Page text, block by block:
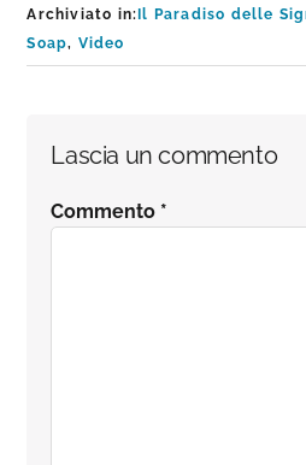
Archiviato in: Il Paradiso delle
Soap, Video
Interazioni
del
Lascia un commento
Commento *